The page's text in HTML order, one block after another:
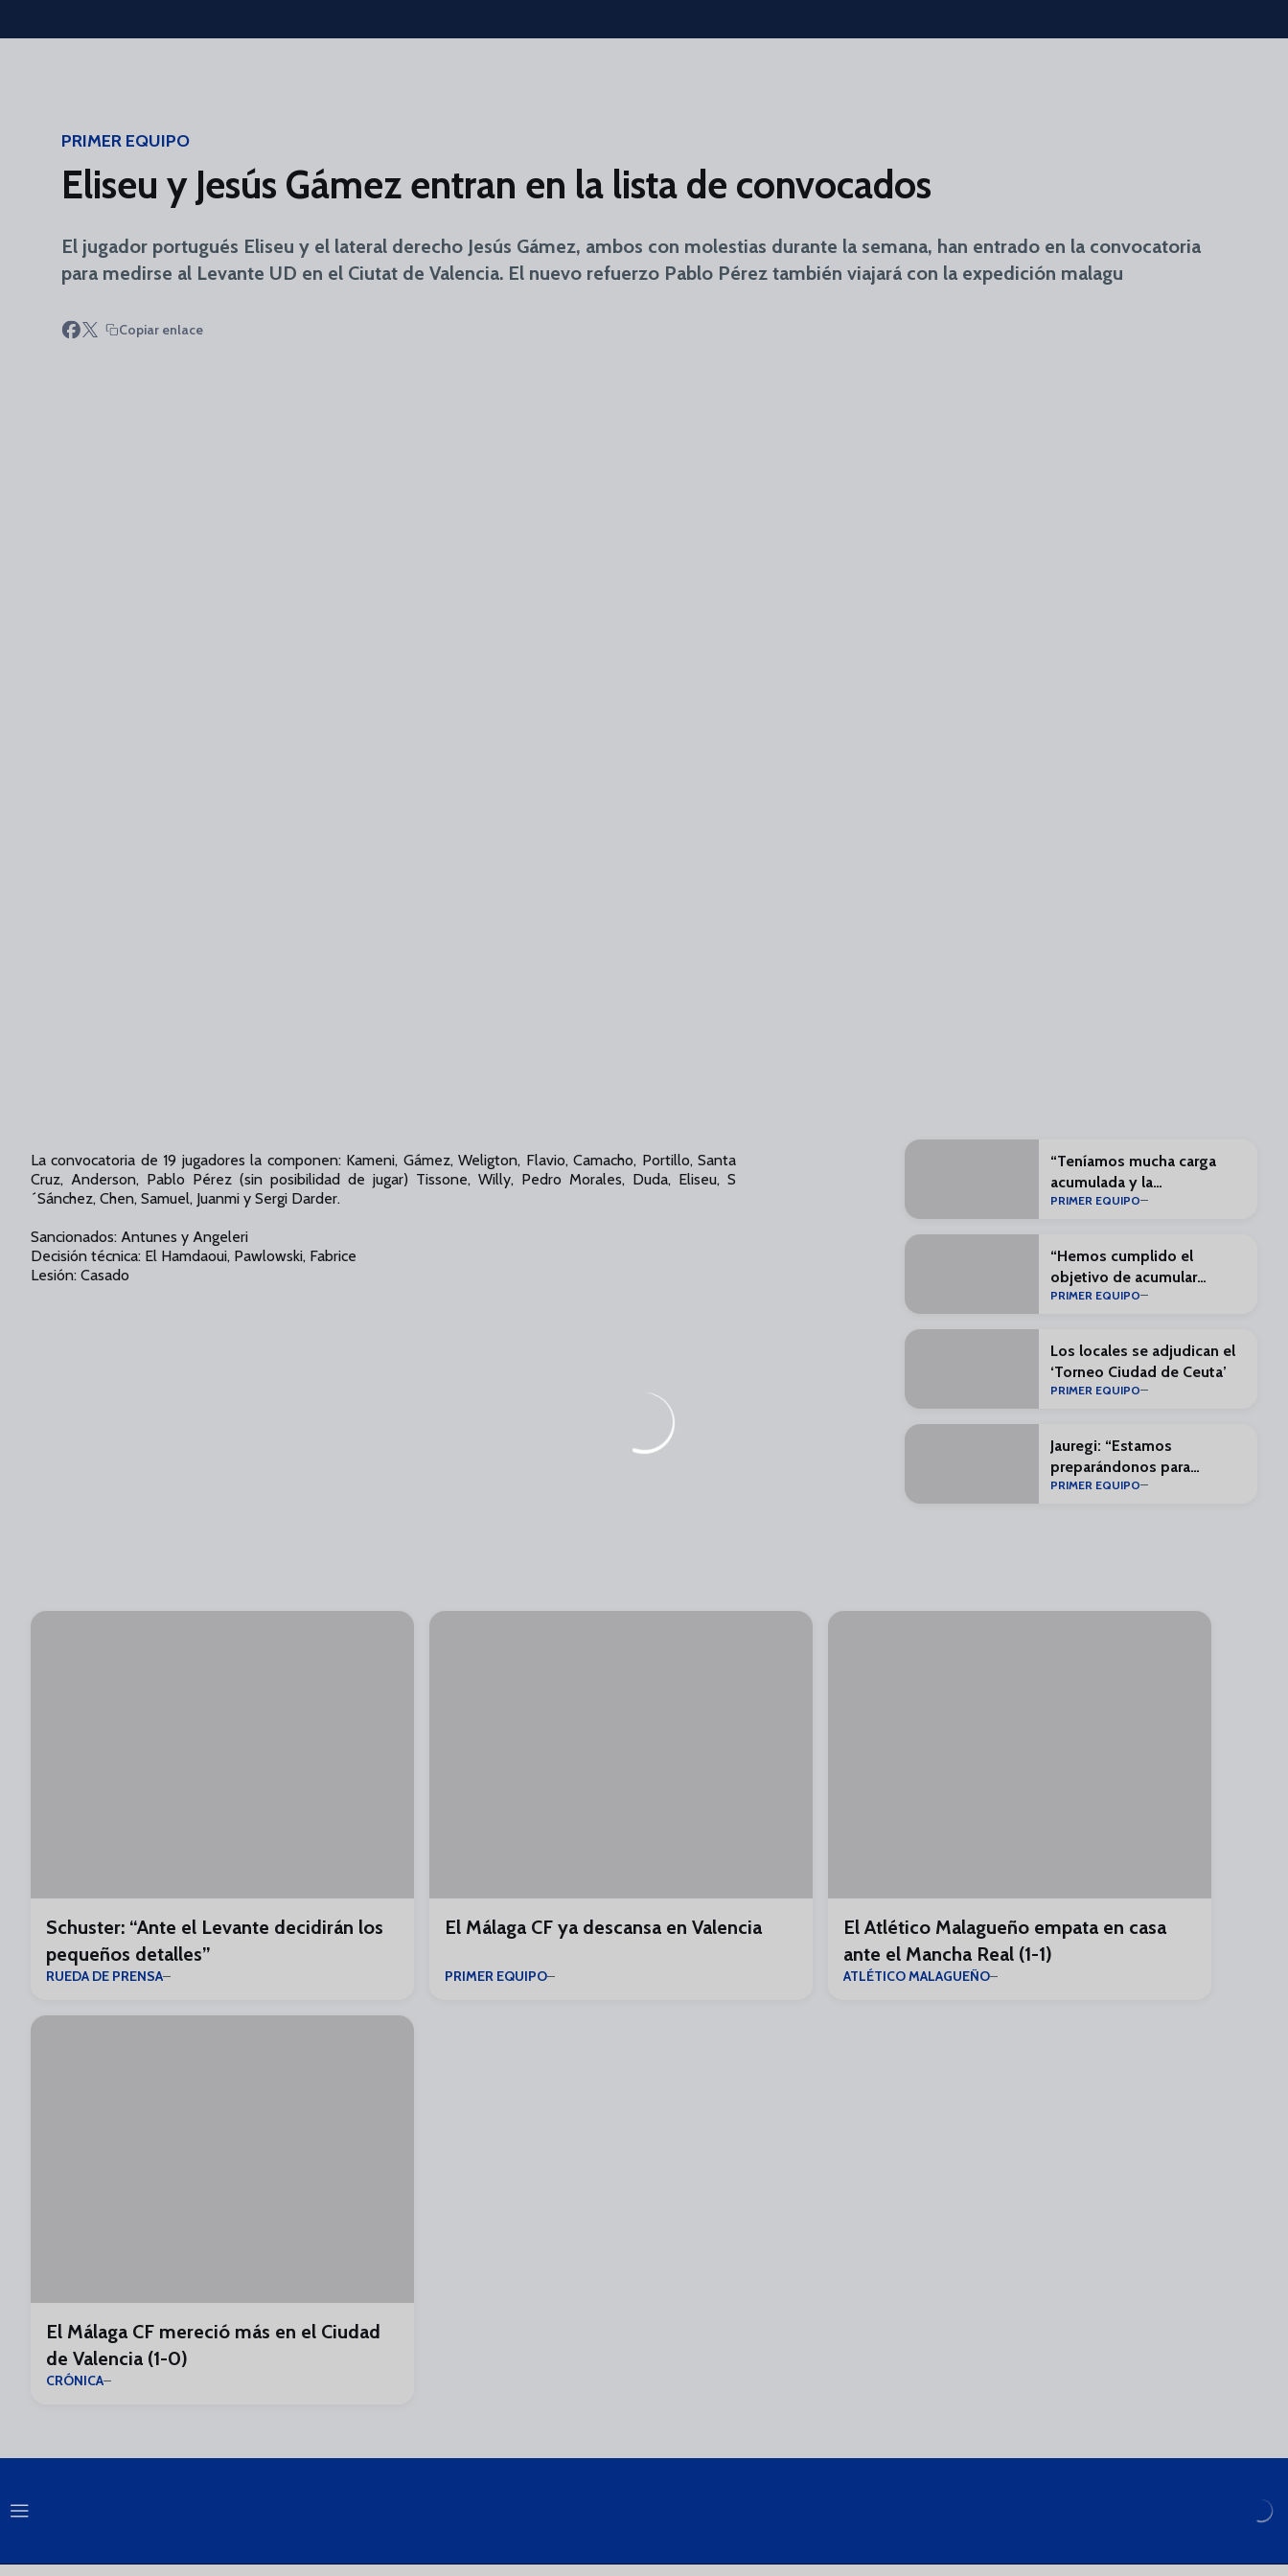
Skip to main content
PRIMER EQUIPO
Eliseu y Jesús Gámez entran en la lista de convocados
El jugador portugués Eliseu y el lateral derecho Jesús Gámez, ambos con molestias durante la semana, han entrado en la convocatoria
para medirse al Levante UD en el Ciutat de Valencia. El nuevo refuerzo Pablo Pérez también viajará con la expedición malagu
Copiar enlace
La convocatoria de 19 jugadores la componen: Kameni, Gámez, Weligton, Flavio, Camacho, Portillo, Santa
Cruz, Anderson, Pablo Pérez (sin posibilidad de jugar) Tissone, Willy, Pedro Morales, Duda, Eliseu, S
´Sánchez, Chen, Samuel, Juanmi y Sergi Darder.
Sancionados: Antunes y Angeleri
Decisión técnica: El Hamdaoui, Pawlowski, Fabrice
Lesión: Casado
“Teníamos mucha carga
acumulada y la
pretemporada está para
PRIMER EQUIPO
“Hemos cumplido el
objetivo de acumular
minutos”
PRIMER EQUIPO
Los locales se adjudican el
‘Torneo Ciudad de Ceuta’
PRIMER EQUIPO
Jauregi: “Estamos
preparándonos para
LALIGA, que es lo bonito”
PRIMER EQUIPO
Schuster: “Ante el Levante decidirán los
pequeños detalles”
RUEDA DE PRENSA
El Málaga CF ya descansa en Valencia
PRIMER EQUIPO
El Atlético Malagueño empata en casa
ante el Mancha Real (1-1)
ATLÉTICO MALAGUEÑO
El Málaga CF mereció más en el Ciudad
de Valencia (1-0)
CRÓNICA